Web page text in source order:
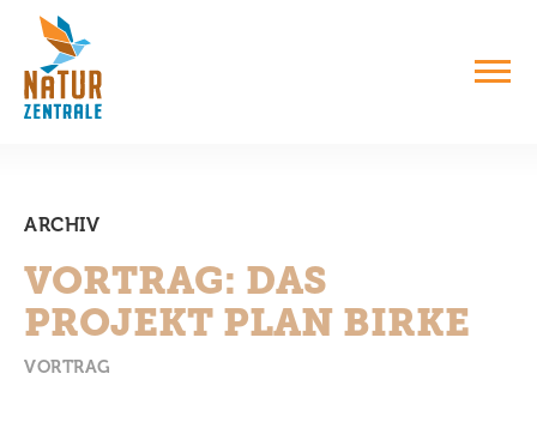
ARCHIV
VORTRAG: DAS
PROJEKT PLAN BIRKE
VORTRAG